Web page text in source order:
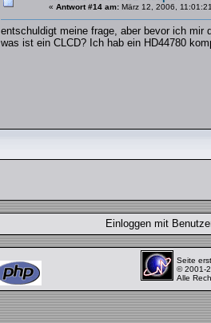
« Antwort #14 am: März 12, 2006,
entschuldigt meine frage, aber bevor ich mir
was ist ein CLCD? Ich hab ein HD44780
Einloggen mit
Seite
© 2001-
Alle